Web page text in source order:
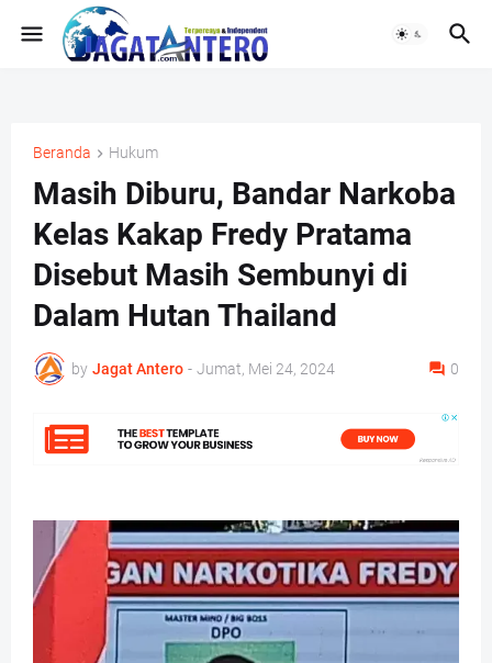
Beranda Hukum
Masih Diburu, Bandar Narkoba
Kelas Kakap Fredy Pratama
Disebut Masih Sembunyi di
Dalam Hutan Thailand
by Jagat Antero - Jumat, Mei 24, 2024 0